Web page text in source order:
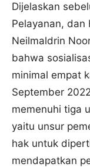
Dijelaskan
Pelayanan, dan
Neilmaldrin
bahwa
minimal empat
September
memenuhi tiga
yaitu unsur
hak untuk
mendapatkan